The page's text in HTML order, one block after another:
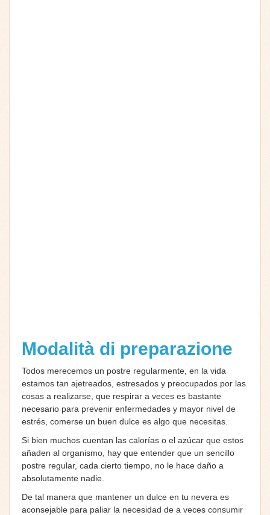
Modalità di preparazione
Todos merecemos un postre regularmente, en la vida
estamos tan ajetreados, estresados y preocupados por las
cosas a realizarse, que respirar a veces es bastante
necesario para prevenir enfermedades y mayor nivel de
estrés, comerse un buen dulce es algo que necesitas.
Si bien muchos cuentan las calorías o el azúcar que estos
añaden al organismo, hay que entender que un sencillo
postre regular, cada cierto tiempo, no le hace daño a
absolutamente nadie.
De tal manera que mantener un dulce en tu nevera es
aconsejable para paliar la necesidad de a veces consumir